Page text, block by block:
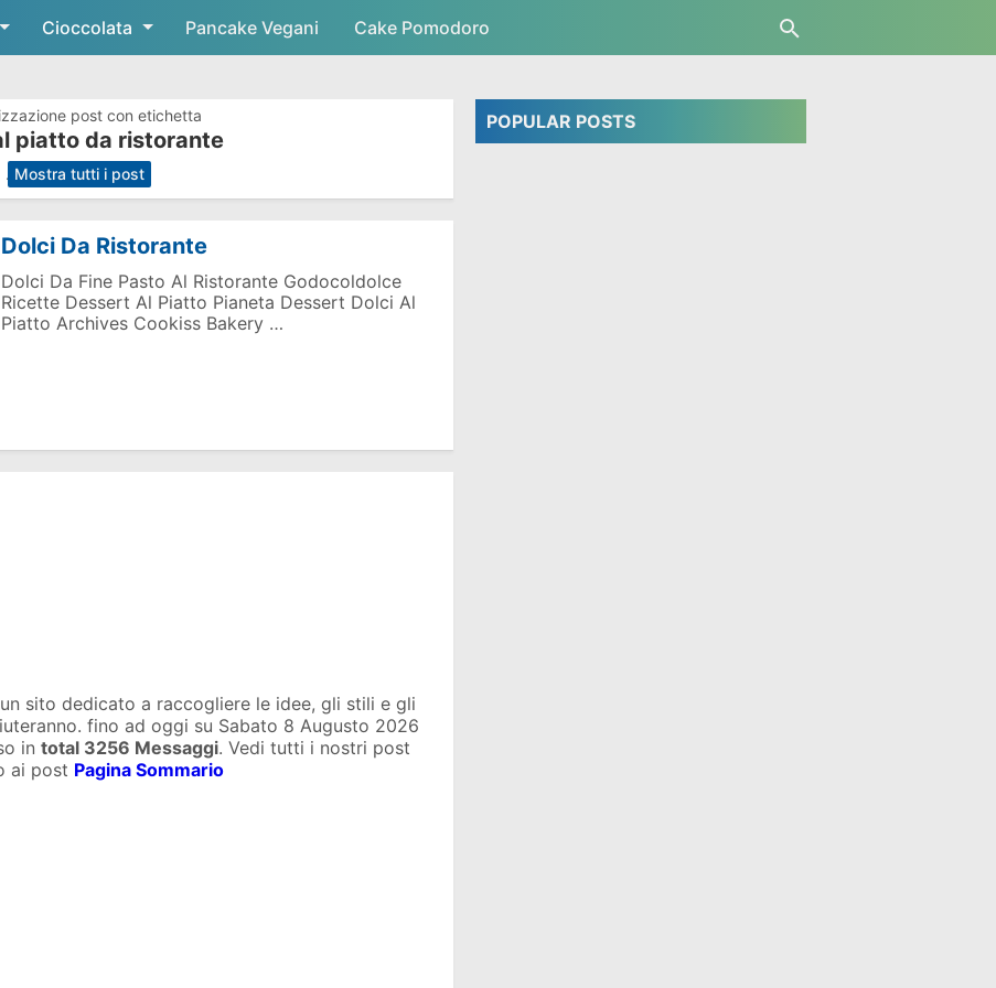
Skip to main content
Cioccolata Pancake Vegani Cake Pomodoro
post con etichetta
piatto da ristorante
. Mostra tutti i post
Dolci Da Ristorante
Dolci Da Fine Pasto Al Ristorante Godocoldolce
Ricette Dessert Al Piatto Pianeta Dessert Dolci Al
Piatto Archives Cookiss Bakery …
sito dedicato a raccogliere le idee, gli stili e gli
fino ad oggi su Sabato 8 Augusto 2026
in total 3256 Messaggi. Vedi tutti i nostri post
ai post Pagina Sommario
POPULAR POSTS